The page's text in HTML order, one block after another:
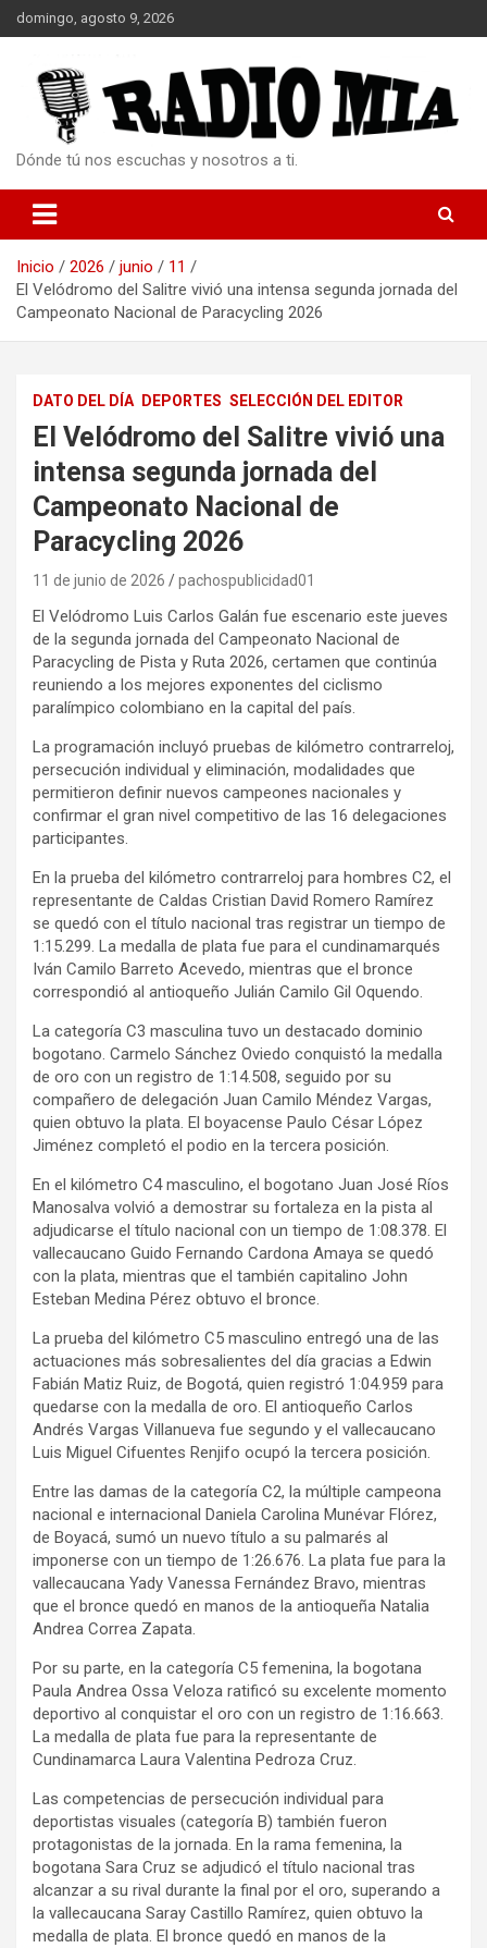
Saltar
al
domingo, agosto 9, 2026
Dónde tú nos escuchas y nosotros a ti.
Inicio 2026 junio
11
El Velódromo del Salitre vivió una intensa segunda jornada del
Campeonato Nacional de Paracycling 2026
DATO DEL DÍA DEPORTES SELECCIÓN DEL EDITOR
El Velódromo del Salitre vivió una
intensa segunda jornada del
Campeonato Nacional de
Paracycling 2026
11 de junio de 2026 pachospublicidad01
El Velódromo Luis Carlos Galán fue escenario este jueves
de la segunda jornada del Campeonato Nacional de
Paracycling de Pista y Ruta 2026, certamen que continúa
reuniendo a los mejores exponentes del ciclismo
paralímpico colombiano en la capital del país.
La programación incluyó pruebas de kilómetro contrarreloj,
persecución individual y eliminación, modalidades que
permitieron definir nuevos campeones nacionales y
confirmar el gran nivel competitivo de las 16 delegaciones
participantes.
En la prueba del kilómetro contrarreloj para hombres C2, el
representante de Caldas Cristian David Romero Ramírez
se quedó con el título nacional tras registrar un tiempo de
1:15.299. La medalla de plata fue para el cundinamarqués
Iván Camilo Barreto Acevedo, mientras que el bronce
correspondió al antioqueño Julián Camilo Gil Oquendo.
La categoría C3 masculina tuvo un destacado dominio
bogotano. Carmelo Sánchez Oviedo conquistó la medalla
de oro con un registro de 1:14.508, seguido por su
compañero de delegación Juan Camilo Méndez Vargas,
quien obtuvo la plata. El boyacense Paulo César López
Jiménez completó el podio en la tercera posición.
En el kilómetro C4 masculino, el bogotano Juan José Ríos
Manosalva volvió a demostrar su fortaleza en la pista al
adjudicarse el título nacional con un tiempo de 1:08.378. El
vallecaucano Guido Fernando Cardona Amaya se quedó
con la plata, mientras que el también capitalino John
Esteban Medina Pérez obtuvo el bronce.
La prueba del kilómetro C5 masculino entregó una de las
actuaciones más sobresalientes del día gracias a Edwin
Fabián Matiz Ruiz, de Bogotá, quien registró 1:04.959 para
quedarse con la medalla de oro. El antioqueño Carlos
Andrés Vargas Villanueva fue segundo y el vallecaucano
Luis Miguel Cifuentes Renjifo ocupó la tercera posición.
Entre las damas de la categoría C2, la múltiple campeona
nacional e internacional Daniela Carolina Munévar Flórez,
de Boyacá, sumó un nuevo título a su palmarés al
imponerse con un tiempo de 1:26.676. La plata fue para la
vallecaucana Yady Vanessa Fernández Bravo, mientras
que el bronce quedó en manos de la antioqueña Natalia
Andrea Correa Zapata.
Por su parte, en la categoría C5 femenina, la bogotana
Paula Andrea Ossa Veloza ratificó su excelente momento
deportivo al conquistar el oro con un registro de 1:16.663.
La medalla de plata fue para la representante de
Cundinamarca Laura Valentina Pedroza Cruz.
Las competencias de persecución individual para
deportistas visuales (categoría B) también fueron
protagonistas de la jornada. En la rama femenina, la
bogotana Sara Cruz se adjudicó el título nacional tras
alcanzar a su rival durante la final por el oro, superando a
la vallecaucana Saray Castillo Ramírez, quien obtuvo la
medalla de plata. El bronce quedó en manos de la